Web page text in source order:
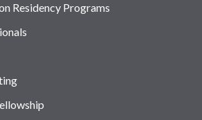
Residency Programs